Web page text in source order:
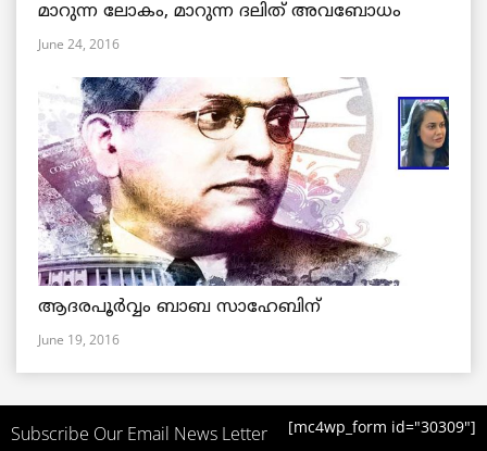
മാറുന്ന ലോകം, മാറുന്ന ദലിത് അവബോധം
June 24, 2016
ആദരപൂര്‍വ്വം ബാബ സാഹേബിന്
June 19, 2016
Subscribe Our Email News Letter [mc4wp_form id="30309"]